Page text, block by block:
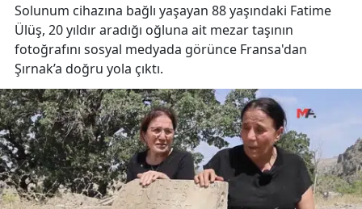
Solunum cihazına bağlı yaşayan 88 yaşındaki Fatime
Ülüş, 20 yıldır aradığı oğluna ait mezar taşının
fotoğrafını sosyal medyada görünce Fransa'dan
Şırnak’a doğru yola çıktı.